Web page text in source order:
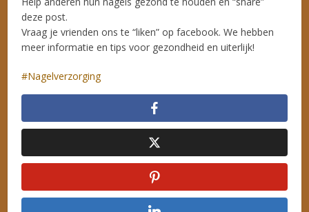
deze post.
Vraag je vrienden ons te “liken” op facebook. We hebben
meer informatie en tips voor gezondheid en uiterlijk!
Nagelverzorging